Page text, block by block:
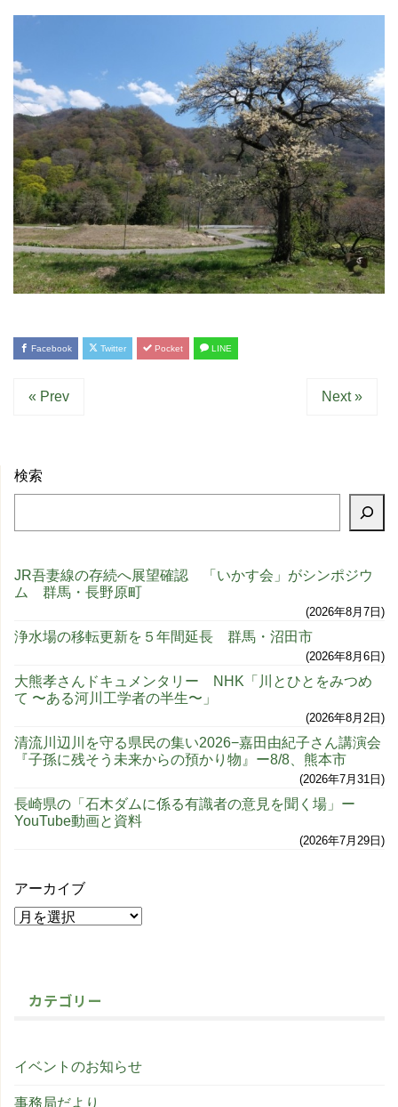
Facebook Twitter Pocket LINE
« Prev Next »
検索
JR吾妻線の存続へ展望確認 「いかす会」がシンポジウ
ム 群馬・長野原町
2026年8月7日
浄水場の移転更新を５年間延長 群馬・沼田市
2026年8月6日
大熊孝さんドキュメンタリー NHK「川とひとをみつめ
て 〜ある河川工学者の半生〜」
2026年8月2日
清流川辺川を守る県民の集い2026−嘉田由紀子さん講演会
『子孫に残そう未来からの預かり物』ー8/8、熊本市
2026年7月31日
長崎県の「石木ダムに係る有識者の意見を聞く場」ー
YouTube動画と資料
2026年7月29日
アーカイブ
カテゴリー
イベントのお知らせ
事務局だより